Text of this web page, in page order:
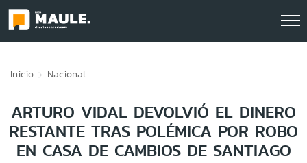
Inicio Nacional
ARTURO VIDAL DEVOLVIÓ EL DINERO
RESTANTE TRAS POLÉMICA POR ROBO
EN CASA DE CAMBIOS DE SANTIAGO